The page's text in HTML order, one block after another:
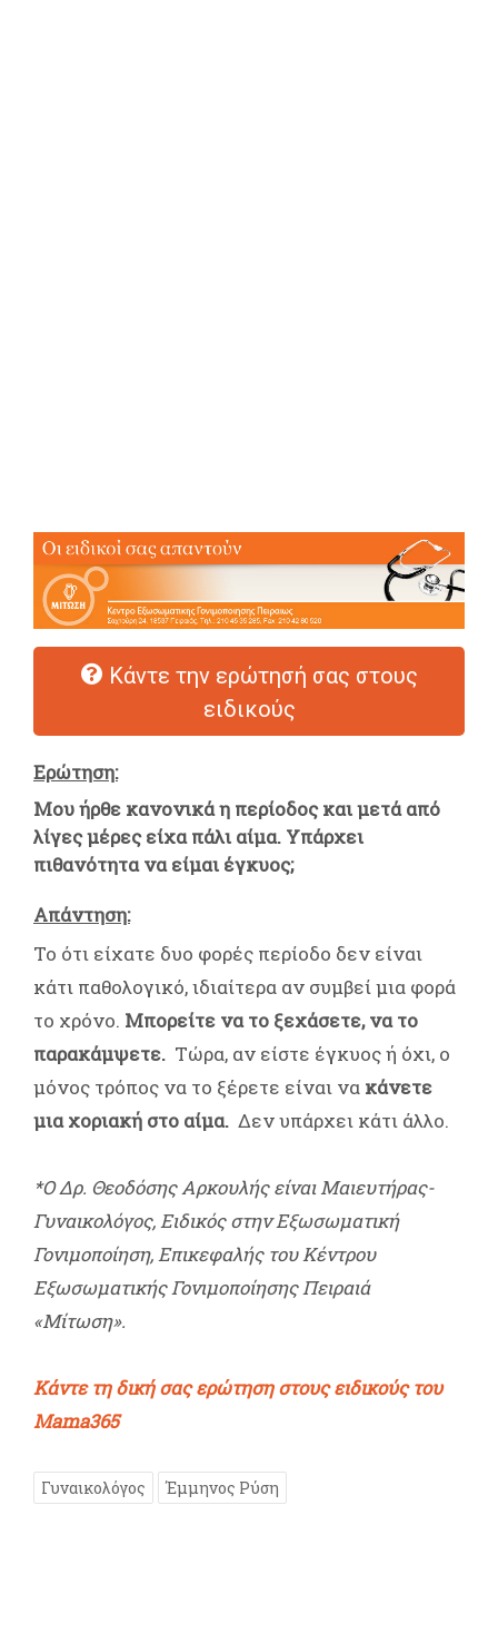
Κάντε την ερώτησή σας στους
ειδικούς
Ερώτηση:
Μου ήρθε κανονικά η περίοδος και μετά από
λίγες μέρες είχα πάλι αίμα. Υπάρχει
πιθανότητα να είμαι έγκυος;
Απάντηση:
Το ότι είχατε δυο φορές περίοδο δεν είναι
κάτι παθολογικό, ιδιαίτερα αν συμβεί μια φορά
το χρόνο. Μπορείτε να το ξεχάσετε, να το
παρακάμψετε. Τώρα, αν είστε έγκυος ή όχι, ο
μόνος τρόπος να το ξέρετε είναι να κάνετε
μια χοριακή στο αίμα. Δεν υπάρχει κάτι άλλο.
*O Δρ. Θεοδόσης Αρκουλής είναι Μαιευτήρας-
Γυναικολόγος, Ειδικός στην Εξωσωματική
Γονιμοποίηση, Επικεφαλής του Κέντρου
Εξωσωματικής Γονιμοποίησης Πειραιά
«Μίτωση».
Κάντε τη δική σας ερώτηση στους ειδικούς του
Mama365
Γυναικολόγος Έμμηνος Ρύση